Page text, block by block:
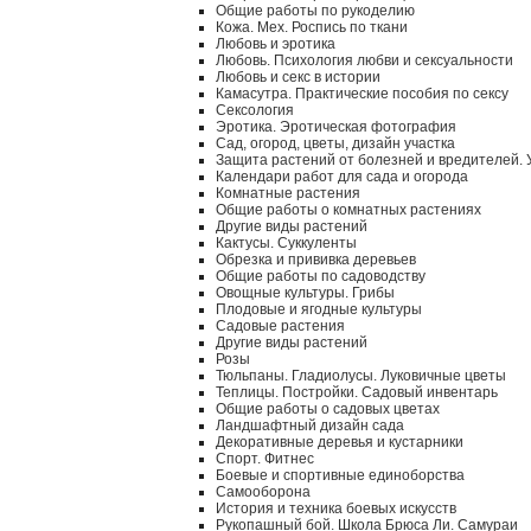
Общие работы по рукоделию
Кожа. Мех. Роспись по ткани
Любовь и эротика
Любовь. Психология любви и сексуальности
Любовь и секс в истории
Камасутра. Практические пособия по сексу
Сексология
Эротика. Эротическая фотография
Сад, огород, цветы, дизайн участка
Защита растений от болезней и вредителей.
Календари работ для сада и огорода
Комнатные растения
Общие работы о комнатных растениях
Другие виды растений
Кактусы. Суккуленты
Обрезка и прививка деревьев
Общие работы по садоводству
Овощные культуры. Грибы
Плодовые и ягодные культуры
Садовые растения
Другие виды растений
Розы
Тюльпаны. Гладиолусы. Луковичные цветы
Теплицы. Постройки. Садовый инвентарь
Общие работы о садовых цветах
Ландшафтный дизайн сада
Декоративные деревья и кустарники
Спорт. Фитнес
Боевые и спортивные единоборства
Самооборона
История и техника боевых искусств
Рукопашный бой. Школа Брюса Ли. Самураи